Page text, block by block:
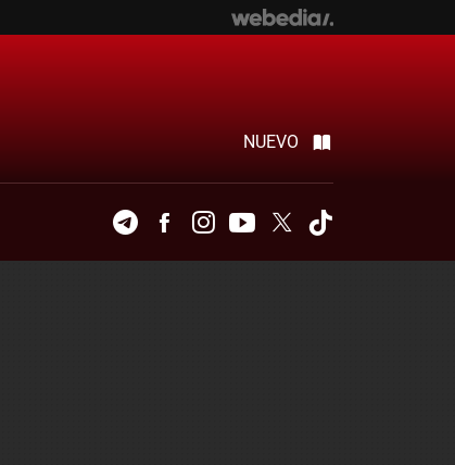
NUEVO
TelegramFacebookInstagramYoutubeTwitter